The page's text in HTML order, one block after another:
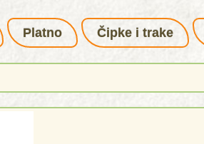
Platno Čipke i trake